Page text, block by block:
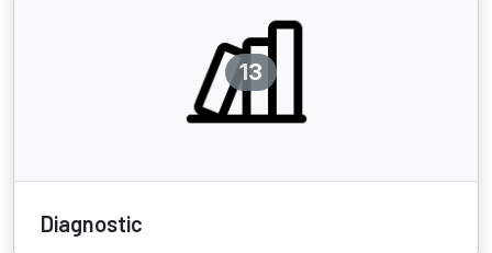
13
Diagnostic